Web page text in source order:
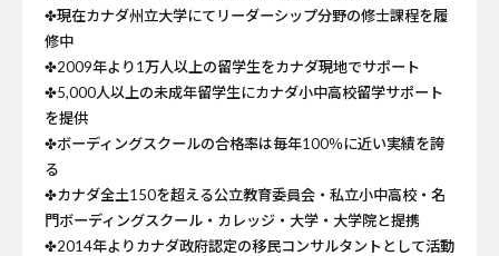
✤現在カナダ州立大学にてリーダーシップ分野の修士課程を履
修中
✤2009年より1万人以上の留学生をカナダ現地でサポート
✤5,000人以上の未成年留学生にカナダ小中高校留学サポート
を提供
✤ボーディングスクールの合格率は毎年100％に近い実績を誇
る
✤カナダ全土150を超える公立教育委員会・私立小中高校・名
門ボーディングスクール・カレッジ・大学・大学院と提携
✤2014年よりカナダ政府認定の移民コンサルタントとして活動